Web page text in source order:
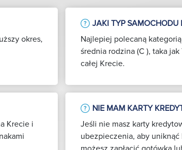
okres,
JAKI TYP SAMOCHODU
Najlepiej polecaną
średnia rodzina (C ), taka
całej Krecie.
Krecie i
NIE MAM KARTY
Jeśli nie masz karty
ubezpieczenia, aby